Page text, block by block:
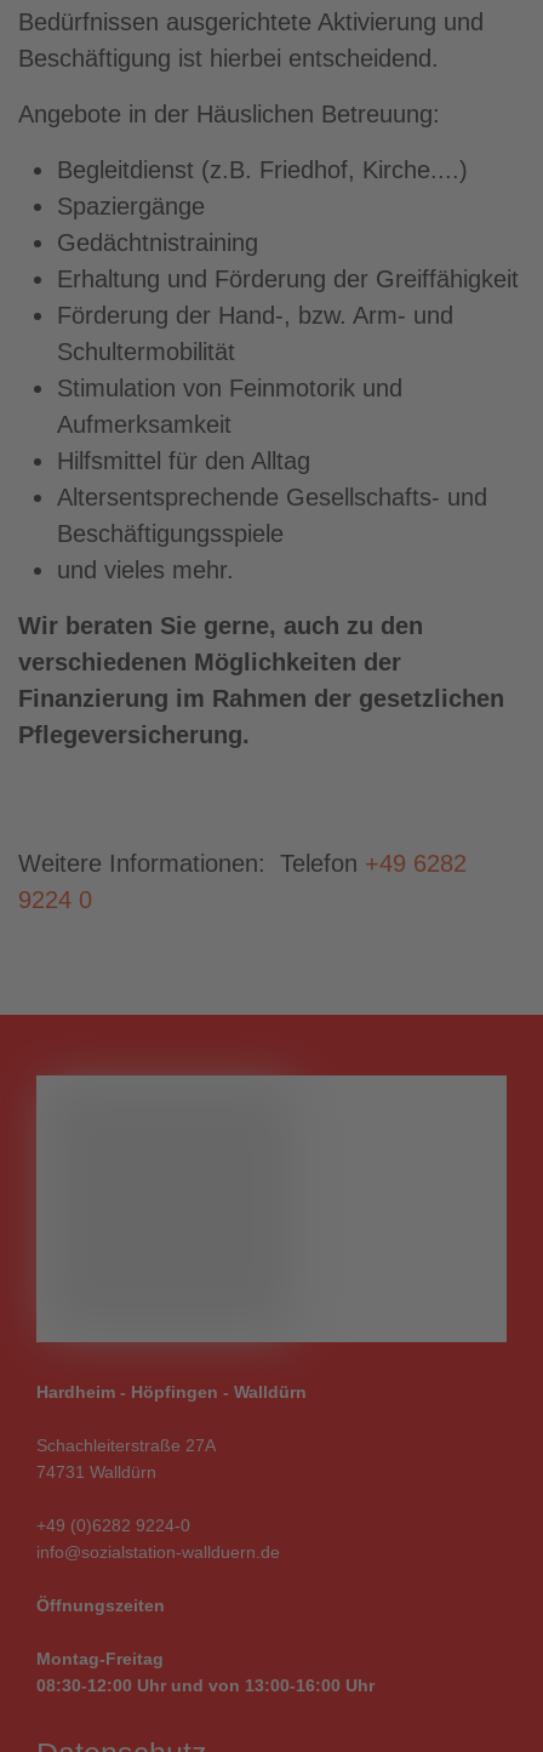
Bedürfnissen ausgerichtete Aktivierung und
Beschäftigung ist hierbei entscheidend.
Angebote in der Häuslichen Betreuung:
Begleitdienst (z.B. Friedhof, Kirche....)
Spaziergänge
Gedächtnistraining
Erhaltung und Förderung der Greiffähigkeit
Förderung der Hand-, bzw. Arm- und
Schultermobilität
Stimulation von Feinmotorik und
Aufmerksamkeit
Hilfsmittel für den Alltag
Altersentsprechende Gesellschafts- und
Beschäftigungsspiele
und vieles mehr.
Wir beraten Sie gerne, auch zu den
verschiedenen Möglichkeiten der
Finanzierung im Rahmen der gesetzlichen
Pflegeversicherung.
Weitere Informationen: Telefon +49 6282
9224 0
Hardheim - Höpfingen - Walldürn
Schachleiterstraße 27A
74731 Walldürn
+49 (0)6282 9224-0
info@sozialstation-wallduern.de
Öffnungszeiten
Montag-Freitag
08:30-12:00 Uhr und von 13:00-16:00 Uhr